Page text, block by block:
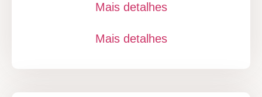
Mais detalhes
Mais detalhes